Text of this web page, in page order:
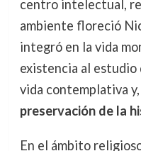
centro intelectual,
ambiente floreció
integró en la vida
existencia al estudio
vida contemplativa
preservación de la
En el ámbito